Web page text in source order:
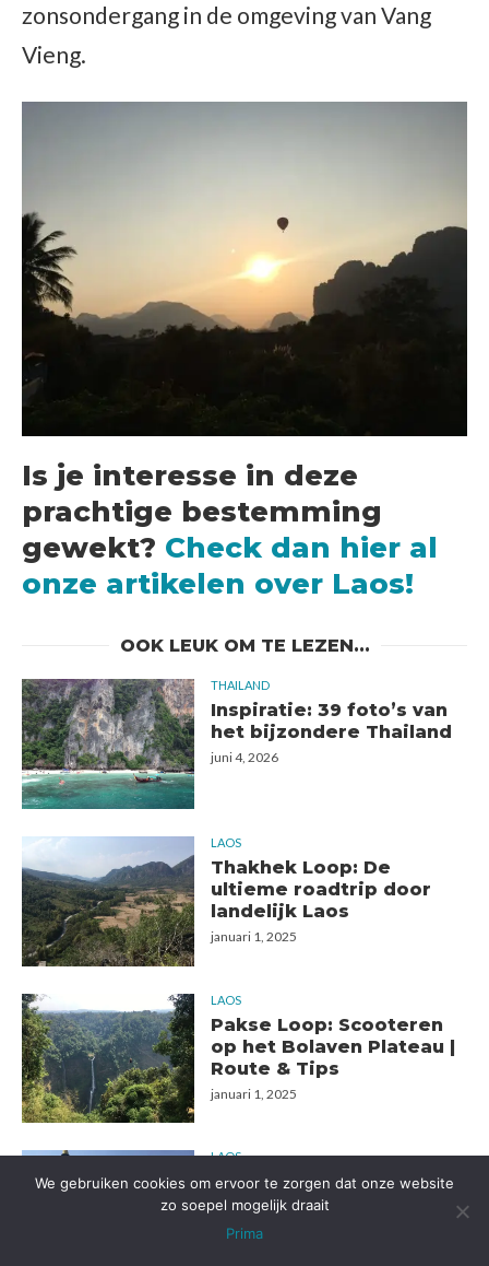
zonsondergang in de omgeving van Vang
Vieng.
Is je interesse in deze
prachtige bestemming
gewekt? Check dan hier al
onze artikelen over Laos!
OOK LEUK OM TE LEZEN...
THAILAND
Inspiratie: 39 foto’s van
het bijzondere Thailand
juni 4, 2026
LAOS
Thakhek Loop: De
ultieme roadtrip door
landelijk Laos
januari 1, 2025
LAOS
Pakse Loop: Scooteren
op het Bolaven Plateau |
Route & Tips
januari 1, 2025
LAOS
Wat te doen in Pakse:
Een gids voor de beste
activiteiten en attracties
We gebruiken cookies om ervoor te zorgen dat onze website
zo soepel mogelijk draait
Prima